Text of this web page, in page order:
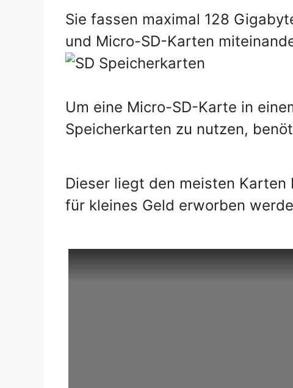
Sie fassen maximal 128
und Micro-SD-Karten
Um eine Micro-SD-Karte in
Speicherkarten zu nutzen,
Dieser liegt den meisten
für kleines Geld erworben